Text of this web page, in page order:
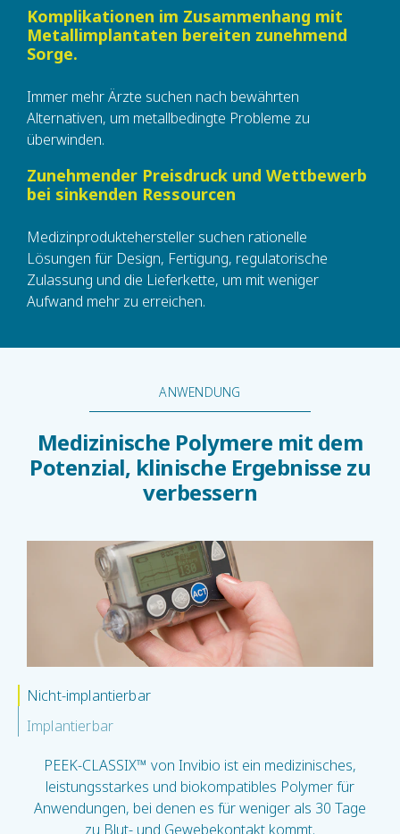
Komplikationen im Zusammenhang mit
Metallimplantaten bereiten zunehmend
Sorge.
Immer mehr Ärzte suchen nach bewährten
Alternativen, um metallbedingte Probleme zu
überwinden.
Zunehmender Preisdruck und Wettbewerb
bei sinkenden Ressourcen
Medizinproduktehersteller suchen rationelle
Lösungen für Design, Fertigung, regulatorische
Zulassung und die Lieferkette, um mit weniger
Aufwand mehr zu erreichen.
ANWENDUNG
Medizinische Polymere mit dem
Potenzial, klinische Ergebnisse zu
verbessern
Nicht-implantierbar
Implantierbar
PEEK-CLASSIX™ von Invibio ist ein medizinisches,
leistungsstarkes und biokompatibles Polymer für
Anwendungen, bei denen es für weniger als 30 Tage
zu Blut- und Gewebekontakt kommt.